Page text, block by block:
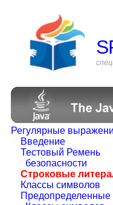
Регулярные
Введение
Тестовый Ремень
безопасности
Строковые
Классы символов
Предопределенные